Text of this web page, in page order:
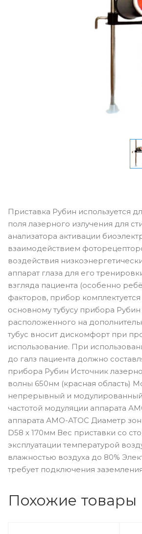
Приставка Рубин используется
поля лазерного излучения для
анализатора активации
взаимодействием
воздействия
аппарат глаза для его
взгляда пациента (особенно
факторов, прибор
основному тубусу прибора
расположенного на
тубус вносит дискомфорт при
использование. При
до галз пациента должно
прибора Рубин Источник
волны 650нм (красная область)
непрерывный и модулированный
частотой модуляции аппарата
аппарата АМО-АТОС Диаметр
D58 х 170мм Вес приставки со
эксплуатации температурой
влажностью воздуха до 80%
требует подключения
Похожие товары